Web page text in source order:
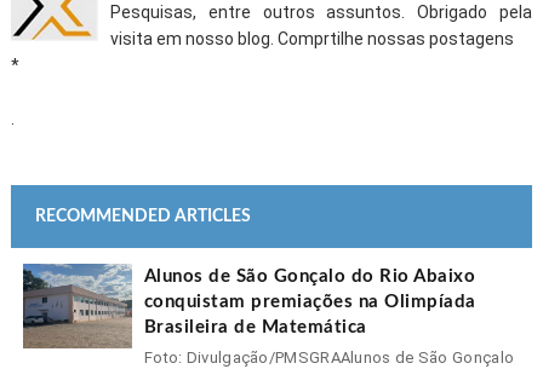
Pesquisas, entre outros assuntos. Obrigado pela
visita em nosso blog. Comprtilhe nossas postagens
*
RECOMMENDED ARTICLES
Alunos de São Gonçalo do Rio Abaixo
conquistam premiações na Olimpíada
Brasileira de Matemática
Foto: Divulgação/PMSGRAAlunos de São Gonçalo